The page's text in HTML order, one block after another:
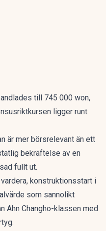
till 745 000 won,
ligger runt
är mer börsrelevant än ett
bekräftelse av en
fullt ut.
konstruktionsstart i
som sannolikt
Ahn Changho-klassen med